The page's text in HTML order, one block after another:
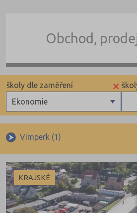
Obchod,
×
Ekonomie
školy dle zaměření
4 letá gymnázia
6 letá gymnázia
8 letá gymnázia
Se sportovní přípravou
Lycea
Vimperk (1)
KRAJSKÉ